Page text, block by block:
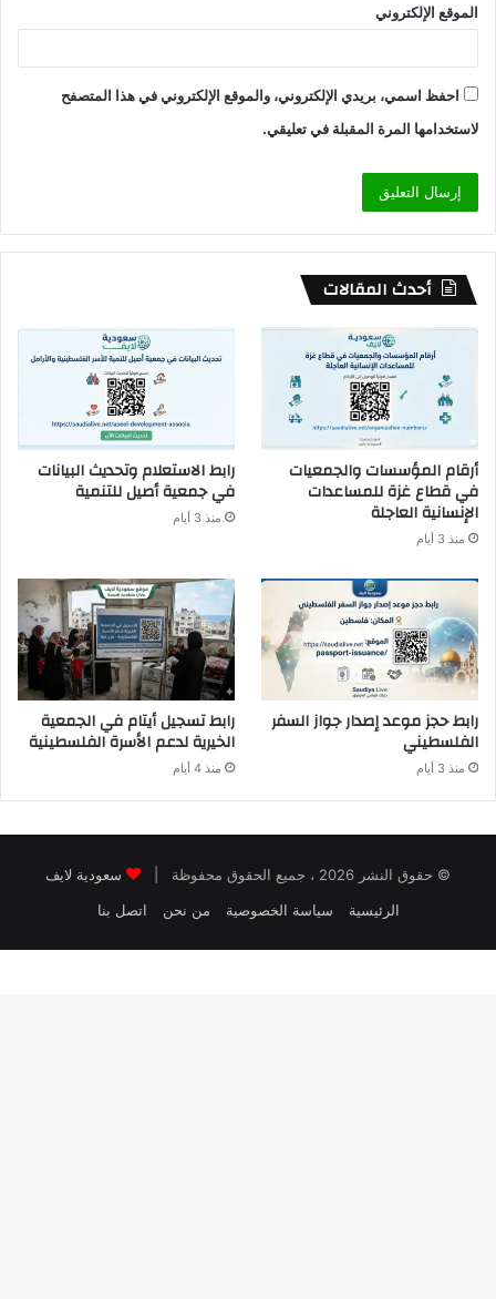
الموقع الإلكتروني
احفظ اسمي، بريدي الإلكتروني، والموقع الإلكتروني في هذا المتصفح
لاستخدامها المرة المقبلة في تعليقي.
أحدث المقالات
أرقام المؤسسات والجمعيات
في قطاع غزة للمساعدات
الإنسانية العاجلة
منذ 3 أيام
رابط الاستعلام وتحديث البيانات
في جمعية أصيل للتنمية
منذ 3 أيام
رابط حجز موعد إصدار جواز السفر
الفلسطيني
منذ 3 أيام
رابط تسجيل أيتام في الجمعية
الخيرية لدعم الأسرة الفلسطينية
منذ 4 أيام
© حقوق النشر 2026 ، جميع الحقوق محفوظة |
سعودية لايف
الرئيسية
سياسة الخصوصية من نحن اتصل بنا